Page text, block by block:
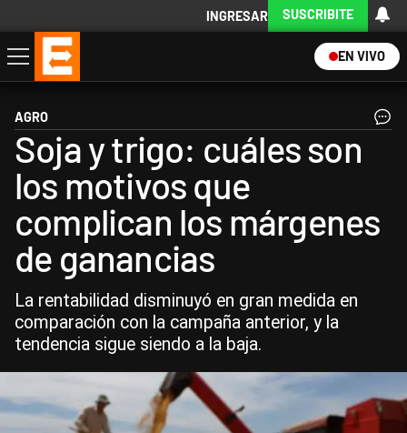
INGRESAR SUSCRIBITE
EN VIVO
Economía
Política
Internacional
Actualidad
Descargá la App
AGRO
Soja y trigo: cuáles son
los motivos que
complican los márgenes
de ganancias
La rentabilidad disminuyó en gran medida en
comparación con la campaña anterior, y la
tendencia sigue siendo a la baja.